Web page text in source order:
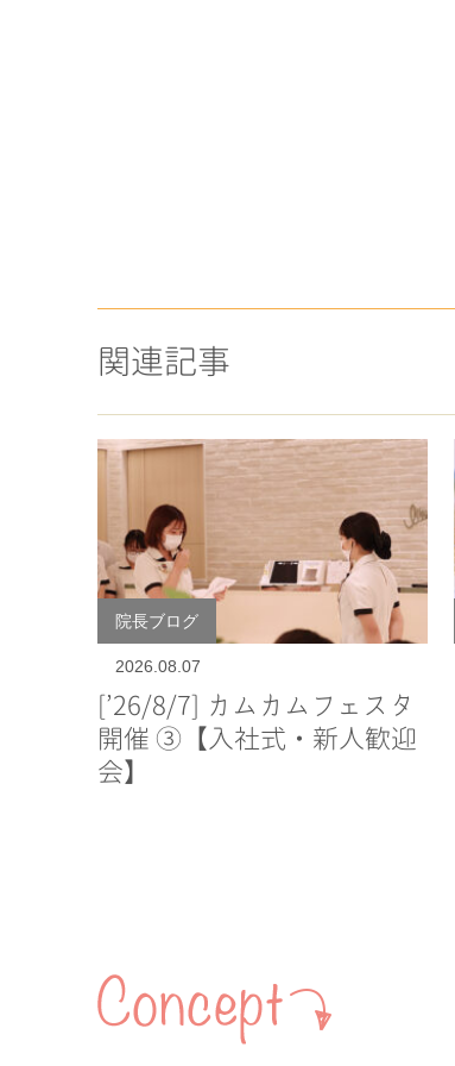
関連記事
院長ブログ
2026.08.07
[’26/8/7] カムカムフェスタ
開催 ③【入社式・新人歓迎
会】